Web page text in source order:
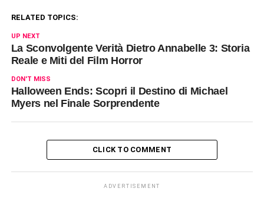
RELATED TOPICS:
UP NEXT
La Sconvolgente Verità Dietro Annabelle 3: Storia
Reale e Miti del Film Horror
DON'T MISS
Halloween Ends: Scopri il Destino di Michael
Myers nel Finale Sorprendente
CLICK TO COMMENT
ADVERTISEMENT